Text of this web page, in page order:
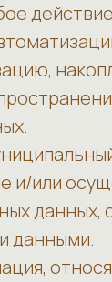
или
данных,
данными.